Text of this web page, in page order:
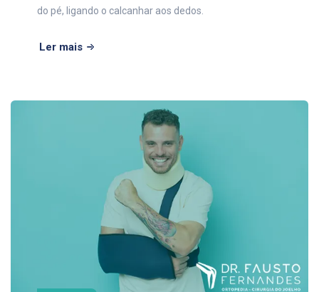
do pé, ligando o calcanhar aos dedos.
Ler mais